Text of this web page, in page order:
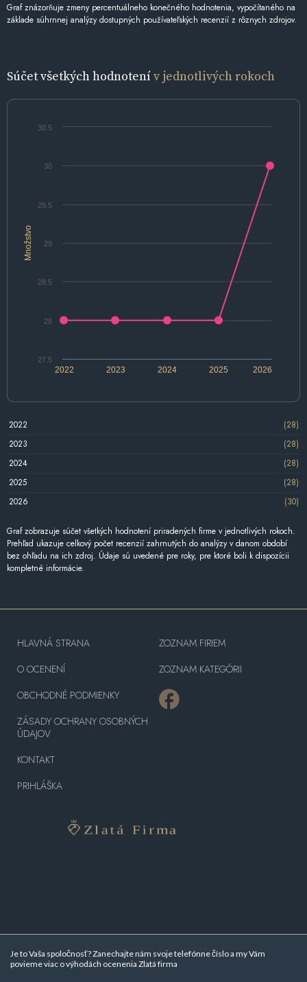
Graf znázorňuje zmeny percentuálneho konečného hodnotenia, vypočítaného na
základe súhrnnej analýzy dostupných používateľských recenzií z rôznych zdrojov.
Súčet všetkých hodnotenív jednotlivých rokoch
Množstvo
2025
2022 2023 2024 2026
27.5
28
28.5
29
29.5
30
30.5
2022
(28)
2023
(28)
2024
(28)
2025
(28)
2026
(30)
Graf zobrazuje súčet všetkých hodnotení priradených firme v jednotlivých rokoch.
Prehľad ukazuje celkový počet recenzií zahrnutých do analýzy v danom období
bez ohľadu na ich zdroj. Údaje sú uvedené pre roky, pre ktoré boli k dispozícii
kompletné informácie.
Je to Vaša spoločnosť? Zanechajte nám svoje telefónne číslo a my Vám
povieme viac ovýhodách ocenenia Zlatá firma
HLAVNÁ STRANA
O OCENENÍ
OBCHODNÉ PODMIENKY
ZÁSADY OCHRANY OSOBNÝCH
ÚDAJOV
KONTAKT
PRIHLÁŠKA
ZOZNAM FIRIEM
ZOZNAM KATEGÓRII